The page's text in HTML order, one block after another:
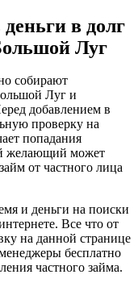
в долг
Луг
собирают
Луг и
добавлением в
проверку на
попадания
желающий может
от частного лица
и деньги на поиски
Все что от
на данной странице
бесплатно
частного займа.